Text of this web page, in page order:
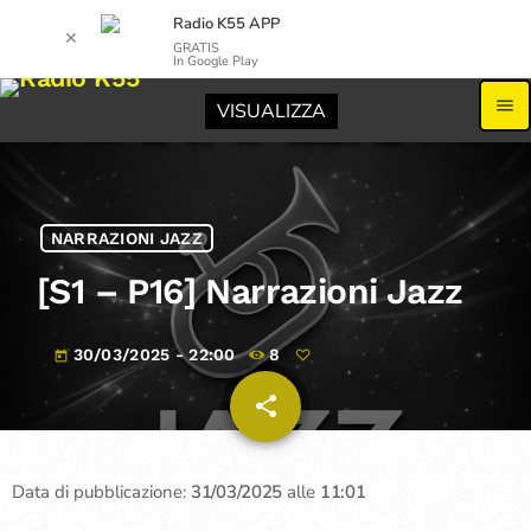
menu
NARRAZIONI JAZZ
[S1 – P16] Narrazioni Jazz
today 30/03/2025 - 22:00 8
share
email
Data di pubblicazione: 31/03/2025 alle 11:01
✕
Radio K55 APP
GRATIS
In Google Play
VISUALIZZA